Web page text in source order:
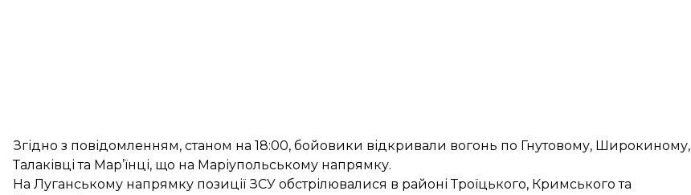
Згідно з повідомленням, станом на 18:00, бойовики відкривали вогонь по Гнутовому, Широкиному,
Талаківці та Мар’їнці, що на Маріупольському напрямку.
На Луганському напрямку позиції ЗСУ обстрілювалися в районі Троїцького, Кримського та